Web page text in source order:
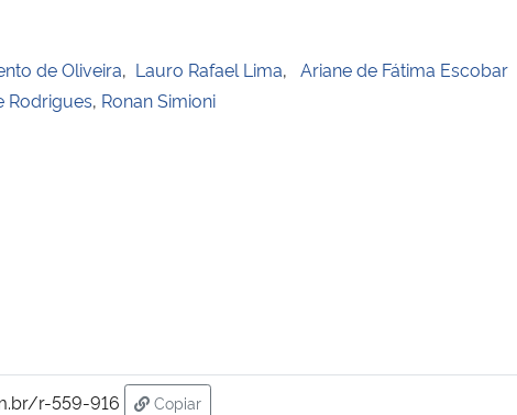
de Oliveira, Lauro Rafael Lima, Ariane de Fátima Escobar
Rodrigues, Ronan Simioni
r-559-916
Copiar